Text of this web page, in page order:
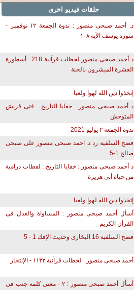
حلقات فيديو اخرى
د. أحمد صبحى منصور : ندوة الجمعة ١٢ نوفمبر -
سورة يوسف الآية ١٠٨
د أحمد صبحى منصور لحظات قرآنية 218 : أسطورة
العشرة المبشرون بالجنة
إتخذوا دين الله لهوا ولعبا
د أحمد صبحى منصور : خفايا التاريخ : فتى قريش
المتوحش
ندوة الجمعة ٢ يوليو 2021
فضح السلفية رد د. احمد صبحى منصور على صبحى
صالح 1-5
د أحمد صبحى منصور : خفايا التاريخ : لقطات درامية
من حياة أبى هريرة
إتخذوا دين الله لهوا ولعبا
أسأل أحمد صبحى منصور : المساواة والعدل فى
القرأن الكريم
فضح السلفية 16 البخارى وحديث الإفك 1 - 5
أحمد صبحى منصور : لحظات قرآنية ١١٣٢ - الإنتحار
أسأل أحمد صبحى منصور : ٢ - معنى كلمة جنب فى